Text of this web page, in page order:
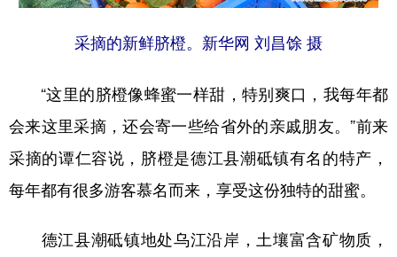
辽宁 吉林 上海 江苏
安徽 福建
山东 河南 湖北 湖南
广东 广西 海南 重庆
四川 贵州 云南 西藏
陕西 甘肃 青海 宁夏
新疆 内蒙古 黑龙江
采摘的新鲜脐橙。新华网 刘昌馀 摄
“这里的脐橙像蜂蜜一样甜，特别爽口，我每年都
会来这里采摘，还会寄一些给省外的亲戚朋友。”前来
采摘的谭仁容说，脐橙是德江县潮砥镇有名的特产，
每年都有很多游客慕名而来，享受这份独特的甜蜜。
德江县潮砥镇地处乌江沿岸，土壤富含矿物质，